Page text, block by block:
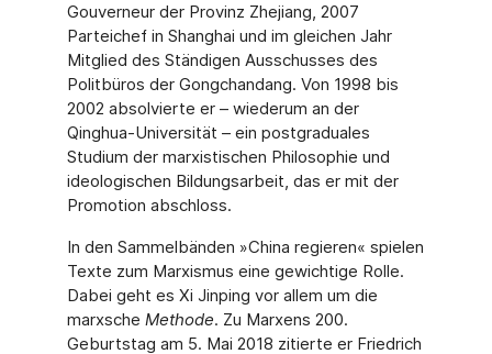
Gouverneur der Provinz Zhejiang, 2007
Parteichef in Shanghai und im gleichen Jahr
Mitglied des Ständigen Ausschusses des
Politbüros der Gongchan­dang. Von 1998 bis
2002 absolvierte er – wiederum an der
Qinghua-Universität – ein post­graduales
Studium der marxistischen Philosophie und
ideologischen Bildungsarbeit, das er mit der
Promotion abschloss.
In den Sammelbänden »China regieren« spielen
Texte zum Marxismus eine gewichtige Rol­le.
Dabei geht es Xi Jinping vor allem um die
marxsche Methode. Zu Marxens 200.
Geburtstag am 5. Mai 2018 zitierte er Friedrich